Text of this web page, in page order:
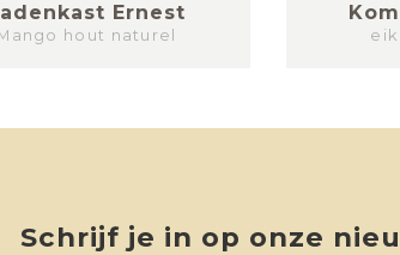
Ernest
hout naturel
Schrijf je in op onze